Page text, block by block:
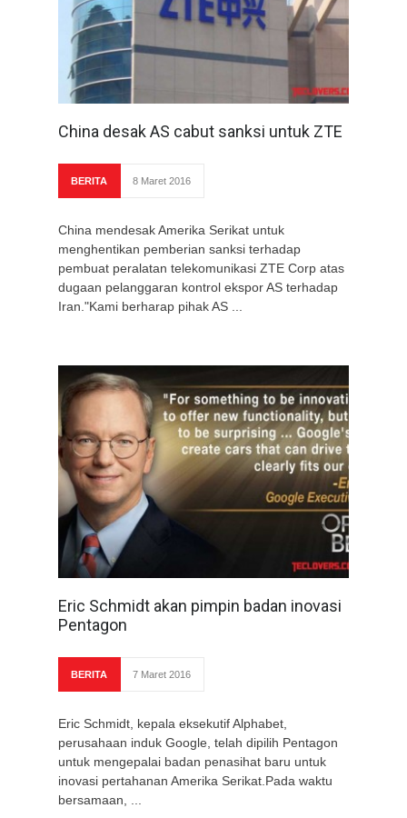
China desak AS cabut sanksi untuk ZTE
BERITA 8 Maret 2016
China mendesak Amerika Serikat untuk
menghentikan pemberian sanksi terhadap
pembuat peralatan telekomunikasi ZTE Corp atas
dugaan pelanggaran kontrol ekspor AS terhadap
Iran."Kami berharap pihak AS ...
Eric Schmidt akan pimpin badan inovasi
Pentagon
BERITA 7 Maret 2016
Eric Schmidt, kepala eksekutif Alphabet,
perusahaan induk Google, telah dipilih Pentagon
untuk mengepalai badan penasihat baru untuk
inovasi pertahanan Amerika Serikat.Pada waktu
bersamaan, ...